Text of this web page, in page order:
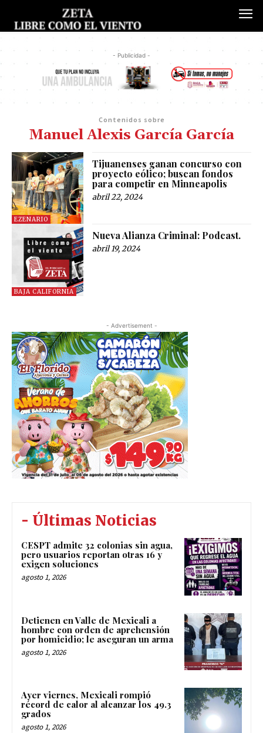
- Publicidad -
Contenidos sobre
Manuel Alexis García García
EZENARIO
Tijuanenses ganan concurso con
proyecto eólico; buscan fondos
para competir en Minneapolis
abril 22, 2024
BAJA CALIFORNIA
Nueva Alianza Criminal: Podcast.
abril 19, 2024
- Advertisement -
- Últimas Noticias
CESPT admite 32 colonias sin agua,
pero usuarios reportan otras 16 y
exigen soluciones
agosto 1, 2026
Detienen en Valle de Mexicali a
hombre con orden de aprehensión
por homicidio; le aseguran un arma
agosto 1, 2026
Ayer viernes, Mexicali rompió
récord de calor al alcanzar los 49.3
grados
agosto 1, 2026